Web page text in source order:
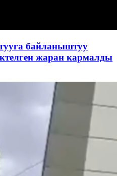
байланыштуу
жаран кармалды